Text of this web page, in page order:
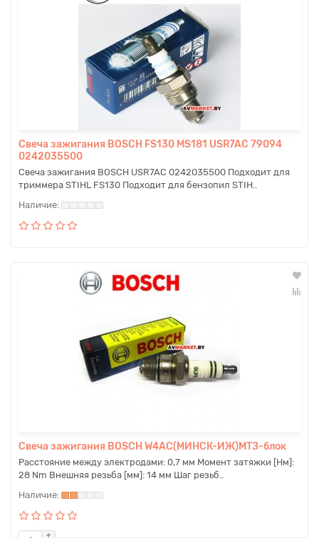
Свеча зажигания BOSCH FS130 MS181 USR7AC 79094
0242035500
Свеча зажигания BOSCH USR7AC 0242035500 Подходит для
триммера STIHL FS130 Подходит для бензопил STIH..
Свеча зажигания BOSCH W4AC(МИНСК-ИЖ)МТЗ-блок
Расстояние между электродами: 0,7 мм Момент затяжки [Нм]:
28 Nm Внешняя резьба [мм]: 14 мм Шаг резьб..